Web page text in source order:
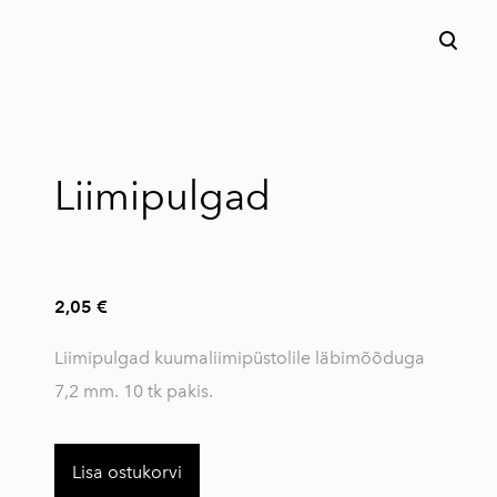
Liimipulgad
2,05 €
Liimipulgad kuumaliimipüstolile läbimõõduga
7,2 mm. 10 tk pakis.
Lisa ostukorvi